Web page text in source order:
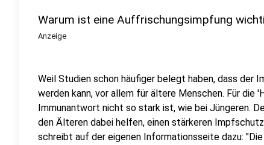
Warum ist eine Auffrischungsimpfung
Anzeige
Weil Studien schon häufiger belegt haben, dass der
werden kann, vor allem für ältere Menschen. Für die
Immunantwort nicht so stark ist, wie bei Jüngeren.
den Älteren dabei helfen, einen stärkeren
schreibt auf der eigenen Informationsseite dazu: